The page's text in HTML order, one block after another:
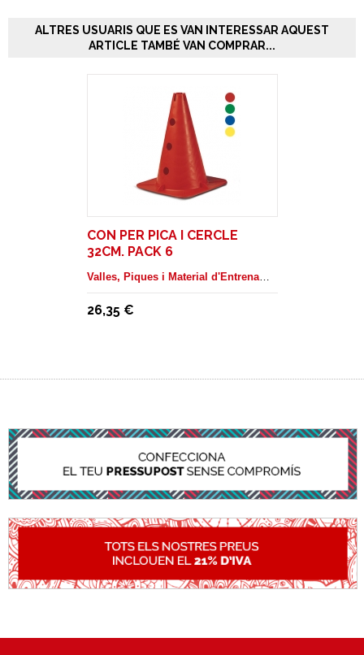
ALTRES USUARIS QUE ES VAN INTERESSAR AQUEST
ARTICLE TAMBÉ VAN COMPRAR...
CON PER PICA I CERCLE
32CM. PACK 6
Valles, Piques i Material d'Entrenament
26,35 €